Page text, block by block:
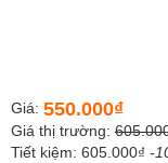
Giá: 550.000₫
Giá thị trường:
Tiết kiệm: 605.000₫ -